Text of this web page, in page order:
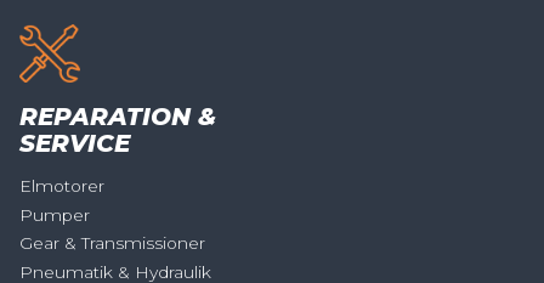
REPARATION &
SERVICE
Elmotorer
Pumper
Gear & Transmissioner
Pneumatik & Hydraulik